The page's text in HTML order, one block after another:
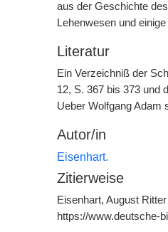
aus der Geschichte
Lehenwesen und
Literatur
Ein Verzeichniß der
12, S. 367 bis 373 und
Ueber Wolfgang Adam
Autor/in
Eisenhart.
Zitierweise
Eisenhart, August
https://www.deutsche-